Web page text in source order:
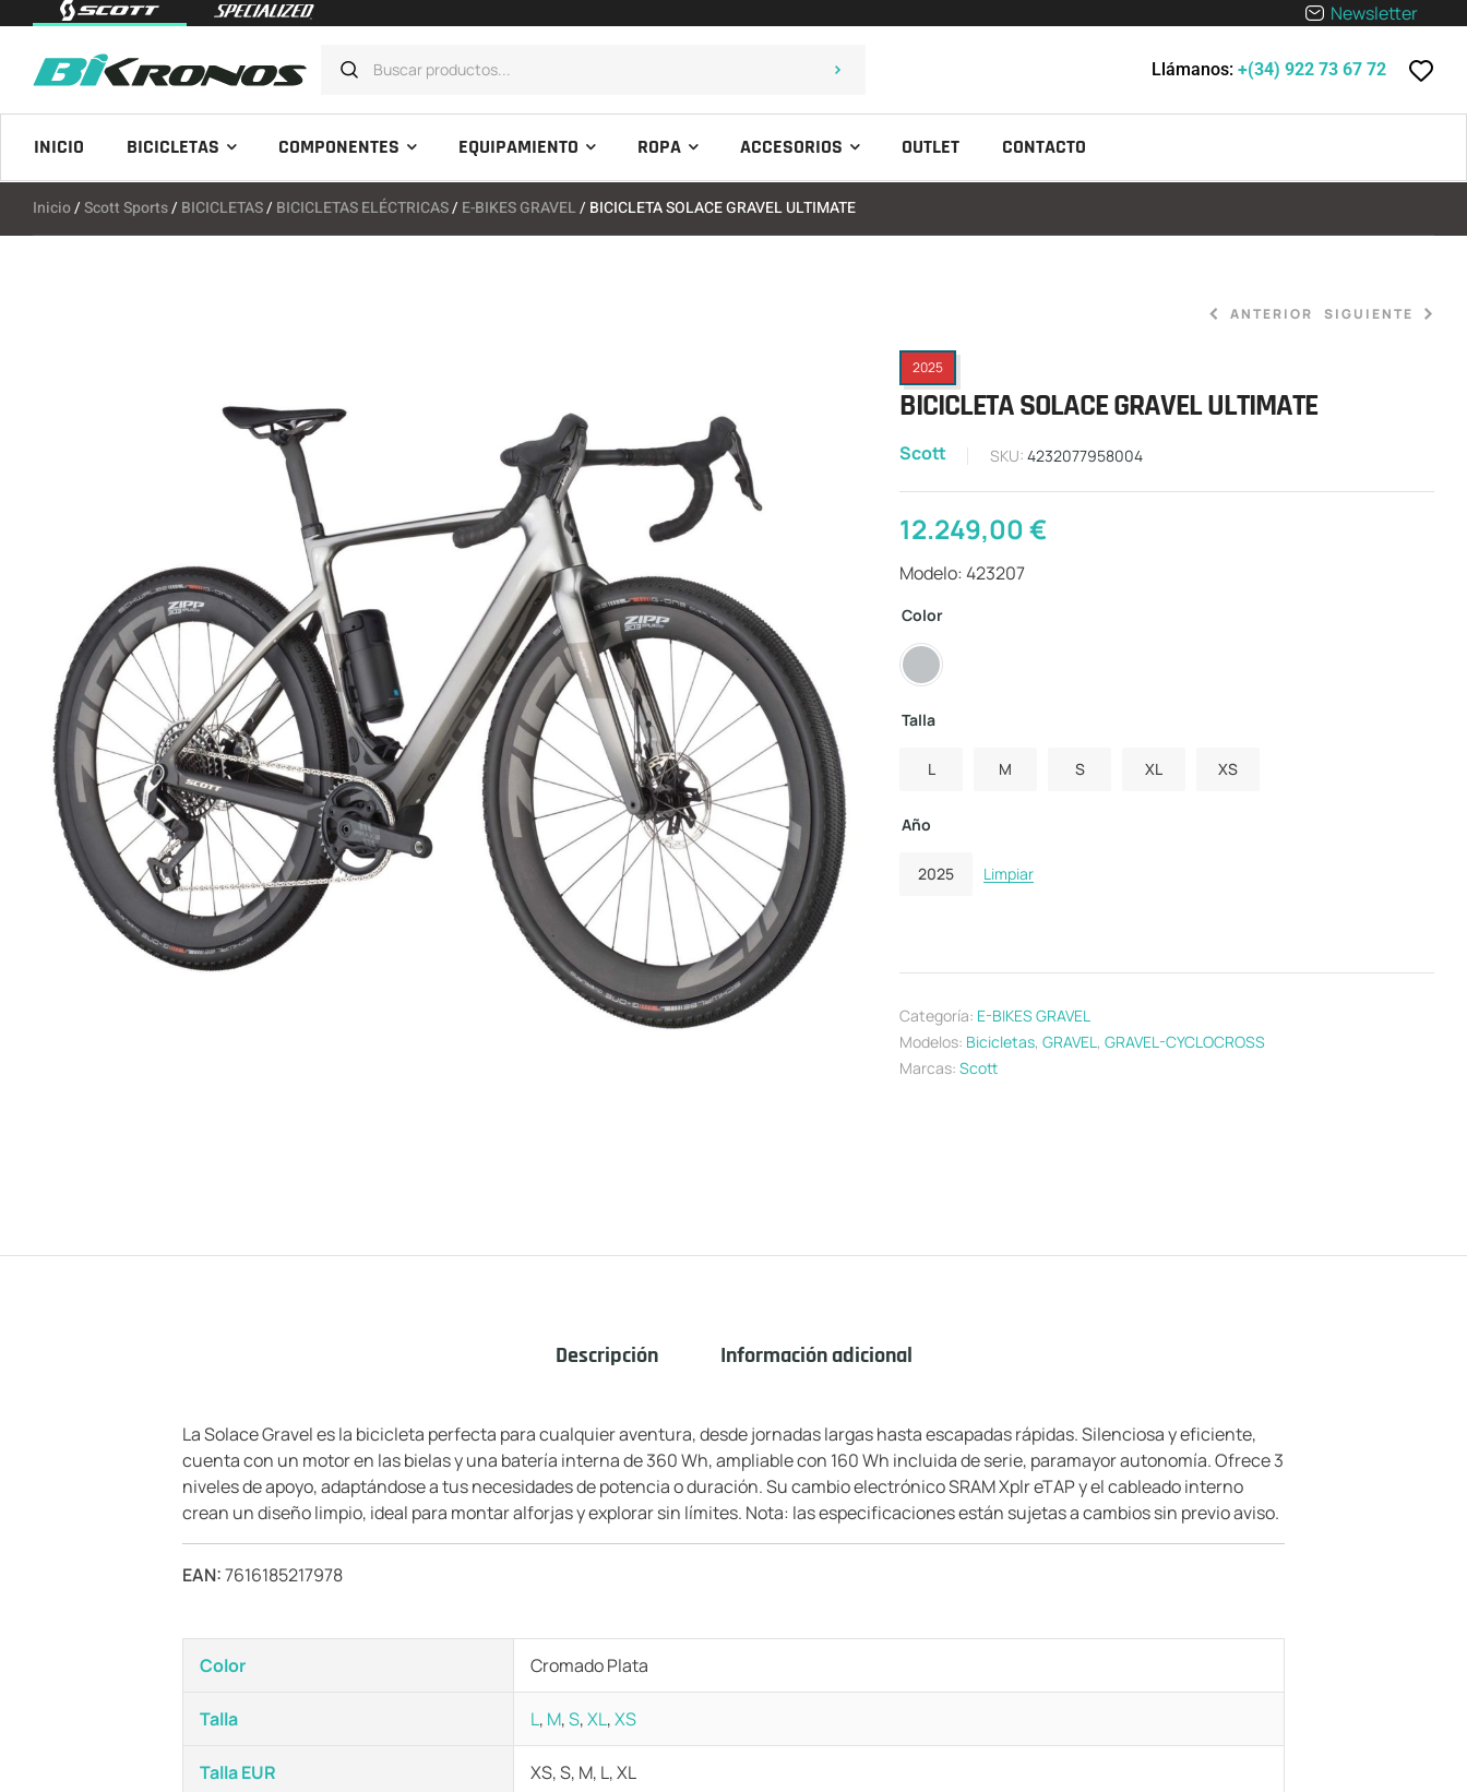
Newsletter
Llámanos: +(34) 922 73 67 72
INICIO BICICLETAS COMPONENTES EQUIPAMIENTO ROPA ACCESORIOS OUTLET CONTACTO
Inicio/Scott Sports/ BICICLETAS/ BICICLETAS ELÉCTRICAS/ E-BIKES GRAVEL/ BICICLETA SOLACE GRAVEL ULTIMATE
ANTERIOR
7.749,00
SIGUIENTE
6.099,00
2025
BICICLETA SOLACE GRAVEL ULTIMATE
Scott SKU: 4232077958004
12.249,00€
Modelo: 423207
Color
Talla
L M S XL XS
Año
2025 Limpiar
Categoría: E-BIKES GRAVEL
Modelos: Bicicletas, GRAVEL, GRAVEL-CYCLOCROSS
Marcas: Scott
Descripción Información adicional
La Solace Gravel es la bicicleta perfecta para cualquier aventura, desde jornadas largas hasta escapadas rápidas. Silenciosa y eficiente,
cuenta con un motor en las bielas y una batería interna de 360 Wh, ampliable con 160 Wh incluida de serie, paramayor autonomía. Ofrece 3
niveles de apoyo, adaptándose a tus necesidades de potencia o duración. Su cambio electrónico SRAM Xplr eTAP y el cableado interno
crean un diseño limpio, ideal para montar alforjas y explorar sin límites. Nota: las especificaciones están sujetas a cambios sin previo aviso.
EAN:7616185217978
Color Cromado Plata
Talla L, M,S,XL,XS
Talla EUR XS, S, M, L, XL